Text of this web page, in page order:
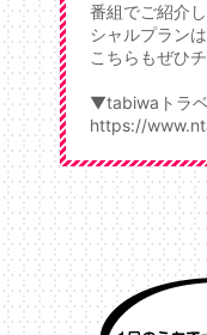
番組でご紹介
シャルプラン
こちらもぜひ
▼tabiwaトラ
https://